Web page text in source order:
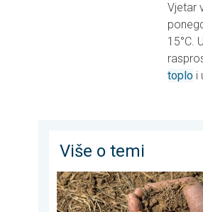
Vjetar
15°C.
toplo i
Više o temi
Toplina isušuje tlo sve